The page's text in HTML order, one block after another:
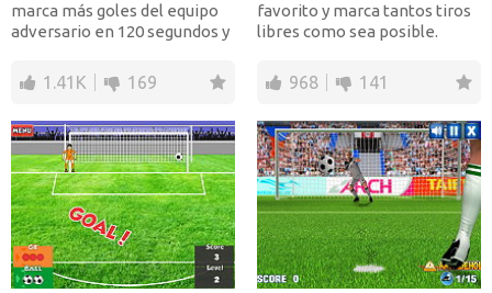
marca más goles del equipo
adversario en 120 segundos y
1.41K 169
favorito y marca tantos tiros
libres como sea posible.
968 141